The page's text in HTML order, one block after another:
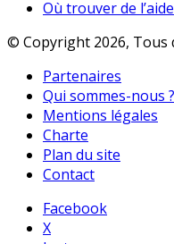
Où trouver de l’aide
© Copyright 2026,
Partenaires
Qui sommes-nous ?
Mentions légales
Charte
Plan du site
Contact
Facebook
X